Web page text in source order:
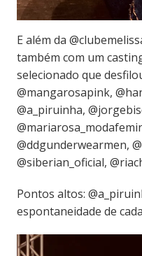
E além da
também com um
selecionado que
@mangarosapink,
@a_piruinha,
@ddgunderwearmen,
@siberian_oficial,
Pontos altos:
espontaneidade de